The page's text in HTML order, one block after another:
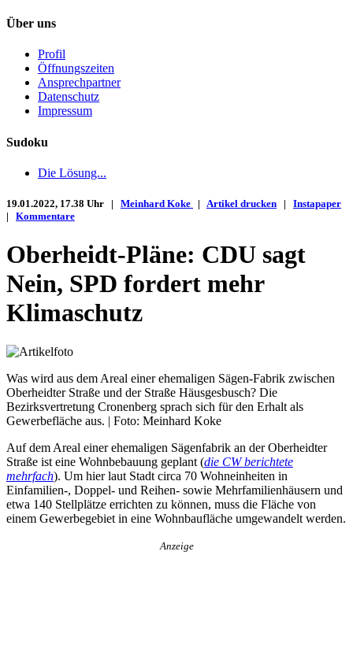
Über uns
Profil
Öffnungszeiten
Ansprechpartner
Datenschutz
Impressum
Sudoku
Die Lösung...
19.01.2022, 17.38 Uhr | Meinhard Koke | Artikel drucken | Instapaper
| Kommentare
Oberheidt-Pläne: CDU sagt
Nein, SPD fordert mehr
Klimaschutz
Was wird aus dem Areal einer ehemaligen Sägen-Fabrik zwischen
Oberheidter Straße und der Straße Häusgesbusch? Die
Bezirksvertretung Cronenberg sprach sich für den Erhalt als
Gewerbefläche aus. | Foto: Meinhard Koke
Auf dem Areal einer ehemaligen Sägenfabrik an der Oberheidter
Straße ist eine Wohnbebauung geplant (die CW berichtete
mehrfach). Um hier laut Stadt circa 70 Wohneinheiten in
Einfamilien-, Doppel- und Reihen- sowie Mehrfamilienhäusern und
etwa 140 Stellplätze errichten zu können, muss die Fläche von
einem Gewerbegebiet in eine Wohnbaufläche umgewandelt werden.
Anzeige